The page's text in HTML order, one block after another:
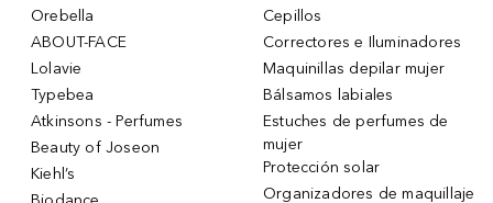
Orebella
ABOUT-FACE
Lolavie
Typebea
Atkinsons - Perfumes
Beauty of Joseon
Kiehl’s
Cepillos
Correctores e Iluminadores
Maquinillas depilar mujer
Bálsamos labiales
Estuches de perfumes de
mujer
Protección solar
Organizadores de maquillaje